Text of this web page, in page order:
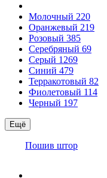
Молочный 220
Оранжевый 219
Розовый 385
Серебряный 69
Серый 1269
Синий 479
Терракотовый 82
Фиолетовый 114
Черный 197
Ещё
Пошив штор